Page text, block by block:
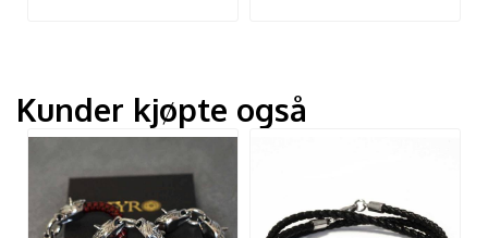
Kunder kjøpte også